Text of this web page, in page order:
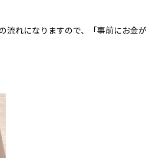
れになりますので、「事前にお金